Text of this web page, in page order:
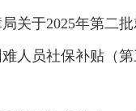
关于2025年第二
人员社保补贴（